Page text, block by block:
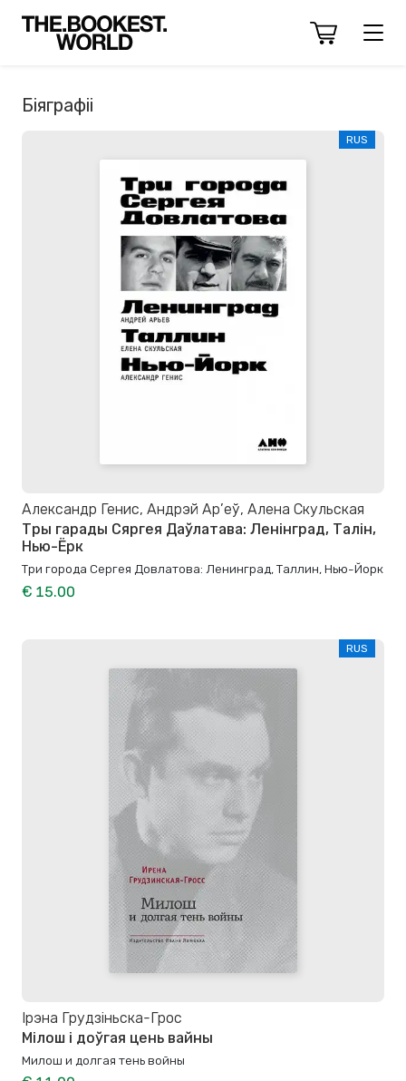
Біяграфіі
RUS
Александр Генис, Андрэй Ар’еў, Алена Скульская
Тры гарады Сяргея Даўлатава: Ленінград, Талін,
Нью-Ёрк
Три города Сергея Довлатова: Ленинград, Таллин, Нью-Йорк
€ 15.00
RUS
Ірэна Грудзіньска-Грос
Мілош і доўгая цень вайны
Милош и долгая тень войны